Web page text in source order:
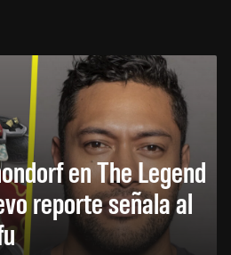
en The Legend
reporte señala al